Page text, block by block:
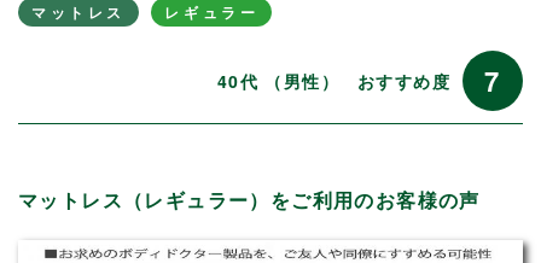
マットレス レギュラー
40代 （男性） おすすめ度 7
マットレス（レギュラー）をご利用のお客様の声